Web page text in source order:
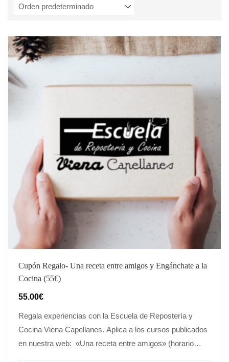
Cupón Regalo- Una receta entre amigos y Engánchate a la
Cocina (55€)
55.00€
Regala experiencias con la Escuela de Repostería y
Cocina Viena Capellanes. Aplica a los cursos publicados
en nuestra web: «Una receta entre amigos» (horario